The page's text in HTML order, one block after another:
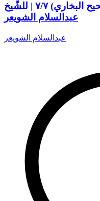
شرح (كتاب العلم) من (صحيح البخاري) ٧/٧ | للشَّيخ
عبدالسلام الشويعر
عبدالسلام الشويعر